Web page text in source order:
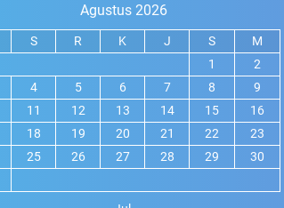
Agustus 2026
S R K J S
M
1
2
4 5 6 7 8
9
11 12 13 14 15
16
18 19 20 21 22
23
25 26 27 28 29
30